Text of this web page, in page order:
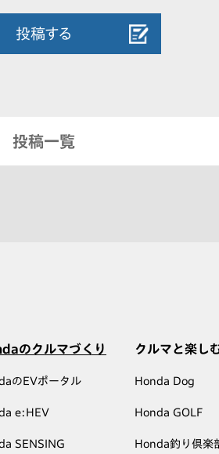
投稿する
投稿一覧
のクルマづくり
のEVポータル
e:HEV
SENSING
クルマと楽し
Honda Dog
Honda GOLF
Honda釣り倶楽